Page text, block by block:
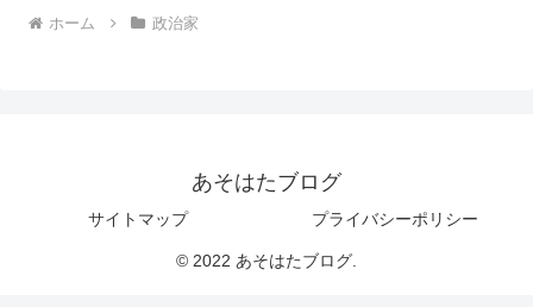
ホーム 政治家
あそはたブログ
サイトマップ プライバシーポリシー
© 2022 あそはたブログ.